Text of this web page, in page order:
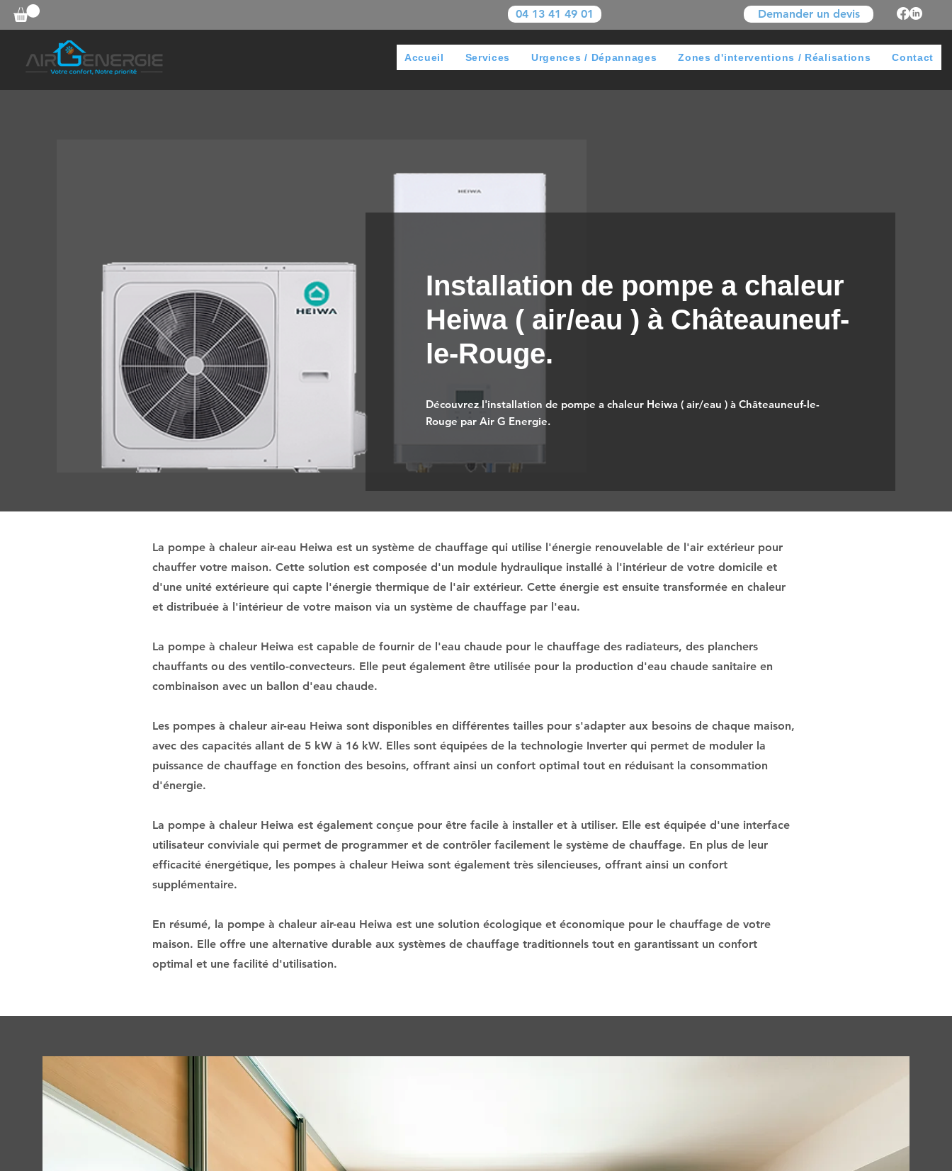
04 13 41 49 01 Demander un devis
Accueil Services Urgences / Dépannages Zones d'interventions / Réalisations Contact
Installation de pompe a chaleur
Heiwa ( air/eau ) à Châteauneuf-
le-Rouge.
Découvrez l'installation de pompe a chaleur Heiwa ( air/eau ) à Châteauneuf-le-
Rouge par Air G Energie.
La pompe à chaleur air-eau Heiwa est un système de chauffage qui utilise l'énergie renouvelable de l'air extérieur pour
chauffer votre maison. Cette solution est composée d'un module hydraulique installé à l'intérieur de votre domicile et
d'une unité extérieure qui capte l'énergie thermique de l'air extérieur. Cette énergie est ensuite transformée en chaleur
et distribuée à l'intérieur de votre maison via un système de chauffage par l'eau.
La pompe à chaleur Heiwa est capable de fournir de l'eau chaude pour le chauffage des radiateurs, des planchers
chauffants ou des ventilo-convecteurs. Elle peut également être utilisée pour la production d'eau chaude sanitaire en
combinaison avec un ballon d'eau chaude.
Les pompes à chaleur air-eau Heiwa sont disponibles en différentes tailles pour s'adapter aux besoins de chaque maison,
avec des capacités allant de 5 kW à 16 kW. Elles sont équipées de la technologie Inverter qui permet de moduler la
puissance de chauffage en fonction des besoins, offrant ainsi un confort optimal tout en réduisant la consommation
d'énergie.
La pompe à chaleur Heiwa est également conçue pour être facile à installer et à utiliser. Elle est équipée d'une interface
utilisateur conviviale qui permet de programmer et de contrôler facilement le système de chauffage. En plus de leur
efficacité énergétique, les pompes à chaleur Heiwa sont également très silencieuses, offrant ainsi un confort
supplémentaire.
En résumé, la pompe à chaleur air-eau Heiwa est une solution écologique et économique pour le chauffage de votre
maison. Elle offre une alternative durable aux systèmes de chauffage traditionnels tout en garantissant un confort
optimal et une facilité d'utilisation.